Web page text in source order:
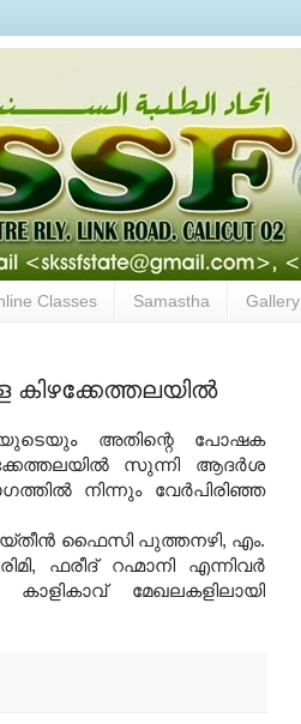
Classes Samastha Gallery
അതിന്റെ പോഷക
സുന്നി ആദര്‍ശ
നിന്നും വേര്‍പിരിഞ്ഞ
ഫൈസി പുത്തനഴി, എം.
ഫരീദ് റഹ്മാനി എന്നിവര്‍
മേഖലകളിലായി